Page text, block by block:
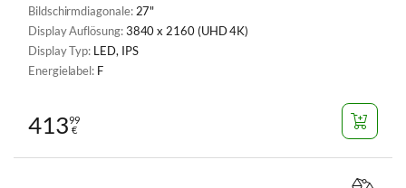
Bildschirmdiagonale:27"
Display Auflösung:3840 x 2160 (UHD 4K)
Display Typ: LED, IPS
Energielabel: F
41399
€